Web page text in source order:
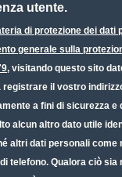
section
utente.
di protezione dei dati
generale sulla
, visitando questo sito
il vostro
a fini di sicurezza e
alcun altro dato utile
altri dati personali come
telefono. Qualora ciò sia